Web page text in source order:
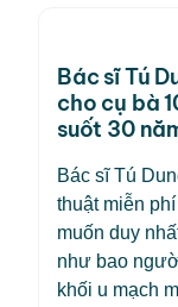
Bác sĩ Tú
cho cụ bà
suốt 30
Bác sĩ Tú
thuật miễn
muốn duy
như bao
khối u mạch